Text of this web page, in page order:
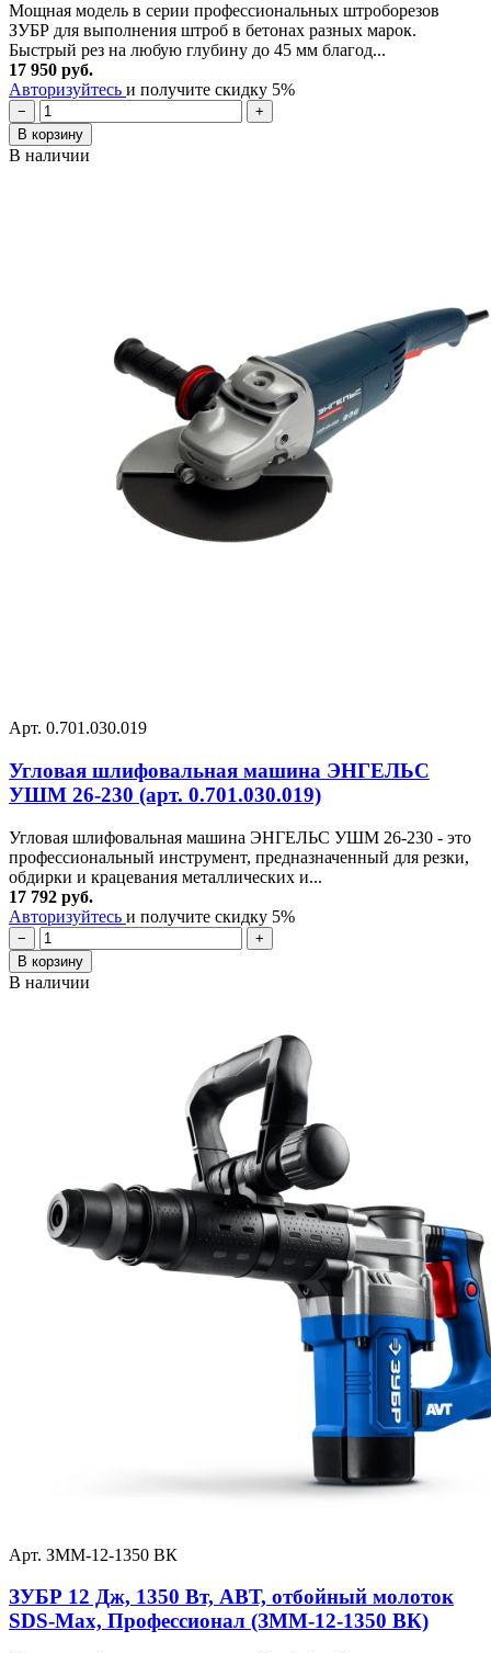
Мощная модель в серии профессиональных штроборезов
ЗУБР для выполнения штроб в бетонах разных марок.
Быстрый рез на любую глубину до 45 мм благод...
17 950 руб.
Авторизуйтесь и получите скидку 5%
−
+
В корзину
В наличии
Арт. 0.701.030.019
Угловая шлифовальная машина ЭНГЕЛЬС
УШМ 26-230 (арт. 0.701.030.019)
Угловая шлифовальная машина ЭНГЕЛЬС УШМ 26-230 - это
профессиональный инструмент, предназначенный для резки,
обдирки и крацевания металлических и...
17 792 руб.
Авторизуйтесь и получите скидку 5%
−
+
В корзину
В наличии
Арт. ЗММ-12-1350 ВК
ЗУБР 12 Дж, 1350 Вт, АВТ, отбойный молоток
SDS-Max, Профессионал (ЗММ-12-1350 ВК)